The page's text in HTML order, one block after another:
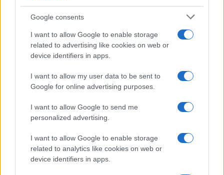
Google consents
I want to allow Google to enable storage
related to advertising like cookies on web or
device identifiers in apps.
I want to allow my user data to be sent to
Google for online advertising purposes.
I want to allow Google to send me
personalized advertising.
I want to allow Google to enable storage
related to analytics like cookies on web or
device identifiers in apps.